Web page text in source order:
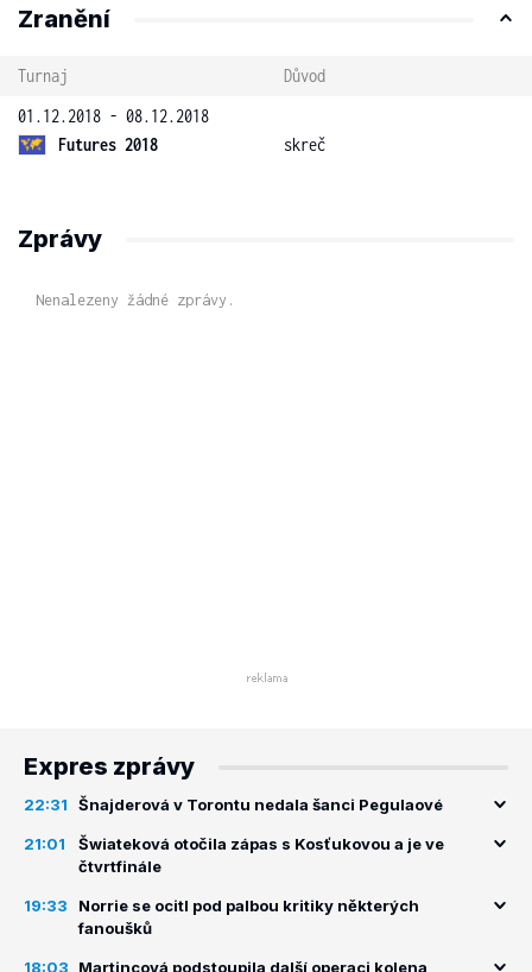
Zranění
Turnaj
Důvod
01.12.2018 - 08.12.2018
Futures 2018
skreč
Zprávy
Nenalezeny žádné zprávy.
Expres zprávy
22:31 Šnajderová v Torontu nedala šanci Pegulaové
21:01
Šwiateková otočila zápas s Kosťukovou a je ve
čtvrtfinále
19:33
Norrie se ocitl pod palbou kritiky některých
fanoušků
18:03 Martincová podstoupila další operaci kolena